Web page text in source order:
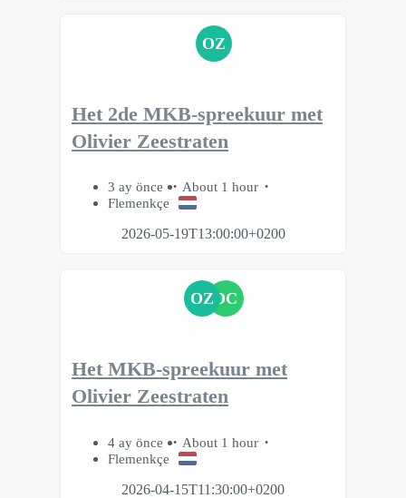
OZ
Het 2de MKB-spreekuur met
Olivier Zeestraten
3 ay önce
About 1 hour
Flemenkçe
2026-05-19T13:00:00+0200
OZ DC
Het MKB-spreekuur met
Olivier Zeestraten
4 ay önce
About 1 hour
Flemenkçe
2026-04-15T11:30:00+0200